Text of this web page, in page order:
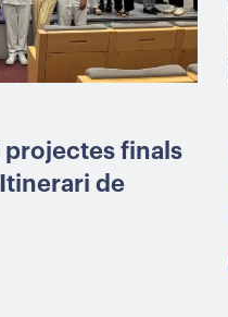
projectes finals
de